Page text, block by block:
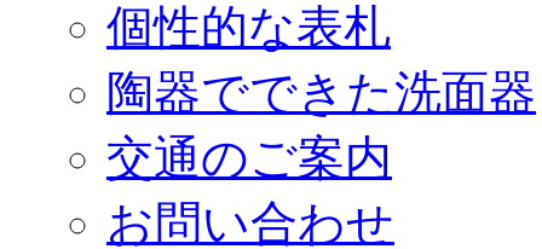
個性的な表札
陶器でできた洗面器
交通のご案内
お問い合わせ